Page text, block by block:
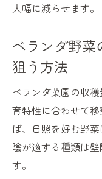
大幅に減らせます。
ベランダ野菜
狙う方法
ベランダ菜園の収
育特性に合わせて
ば、日照を好む野
陰が適する種類は
す。